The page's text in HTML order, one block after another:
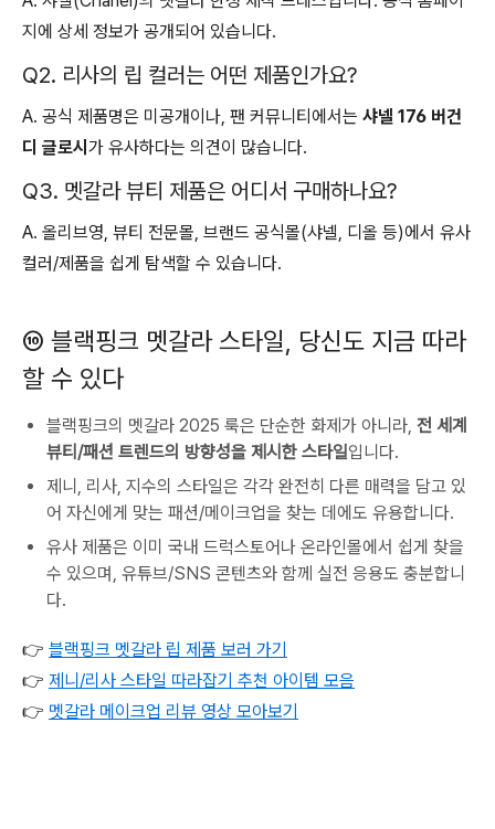
지에 상세 정보가 공개되어 있습니다.
Q2. 리사의 립 컬러는 어떤 제품인가요?
A. 공식 제품명은 미공개이나, 팬 커뮤니티에서는 샤넬 176 버건
디 글로시 가 유사하다는 의견이 많습니다.
Q3. 멧갈라 뷰티 제품은 어디서 구매하나요?
A. 올리브영, 뷰티 전문몰, 브랜드 공식몰(샤넬, 디올 등)에서 유사
컬러/제품을 쉽게 탐색할 수 있습니다.
⑩ 블랙핑크 멧갈라 스타일, 당신도 지금 따라
할 수 있다
블랙핑크의 멧갈라 2025 룩은 단순한 화제가 아니라, 전 세계
뷰티/패션 트렌드의 방향성을 제시한 스타일입니다.
제니, 리사, 지수의 스타일은 각각 완전히 다른 매력을 담고 있
어 자신에게 맞는 패션/메이크업을 찾는 데에도 유용합니다.
유사 제품은 이미 국내 드럭스토어나 온라인몰에서 쉽게 찾을
수 있으며, 유튜브/SNS 콘텐츠와 함께 실전 응용도 충분합니
다.
👉 블랙핑크 멧갈라 립 제품 보러 가기
👉 제니/리사 스타일 따라잡기 추천 아이템 모음
👉 멧갈라 메이크업 리뷰 영상 모아보기